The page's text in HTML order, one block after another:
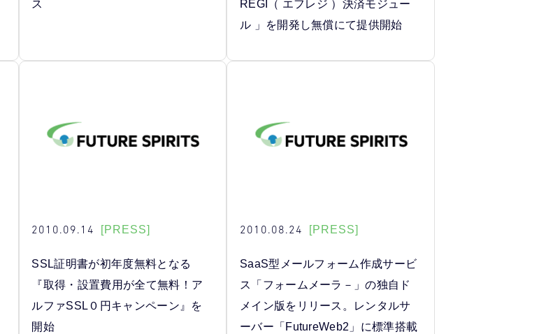
ス
REGI（ エフレジ ）決済モジュー
ル 」を開発し無償にて提供開始
2010.09.14 [PRESS]
SSL証明書が初年度無料となる
『取得・設置費用が全て無料！ア
ルファSSL０円キャンペーン』を
開始
2010.08.24 [PRESS]
SaaS型メールフォーム作成サービ
ス「フォームメーラ－」の独自ド
メイン版をリリース。レンタルサ
ーバー「FutureWeb2」に標準搭載